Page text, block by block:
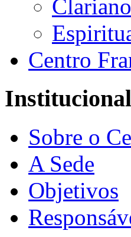
Centro
Institucional
Sobre o
A Sede
Objetivos